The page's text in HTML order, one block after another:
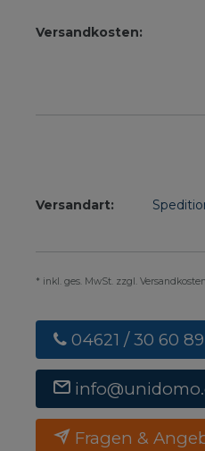
Versandkosten:
Versandart:
* inkl. ges. MwSt. zzgl. Versandkosten
04621 / 30 60
Fragen &